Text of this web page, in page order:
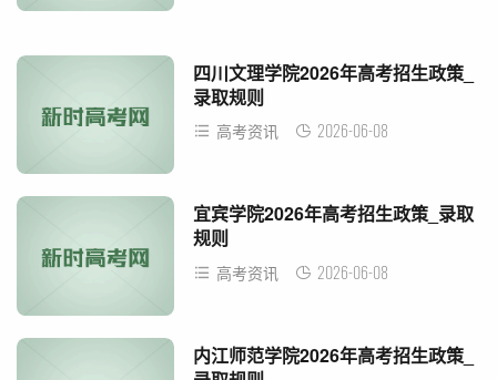
四川文理学院2026年高考招生政策_
录取规则
高考资讯 2026-06-08
宜宾学院2026年高考招生政策_录取
规则
高考资讯 2026-06-08
内江师范学院2026年高考招生政策_